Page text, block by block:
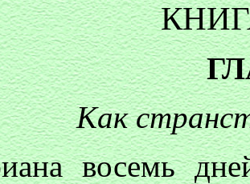
Как
восемь